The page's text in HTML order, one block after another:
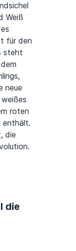
Weiß
für den
steht
neue
roten
enthält.
die
die